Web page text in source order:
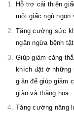
Hỗ trợ cải thiện
một giấc ngủ ngon
Tăng cường sức
ngăn ngừa bệnh tật.
Giúp giảm căng
khích đặt ở những
giãn để giúp giảm
giãn và thăng hoa.
Tăng cường năng